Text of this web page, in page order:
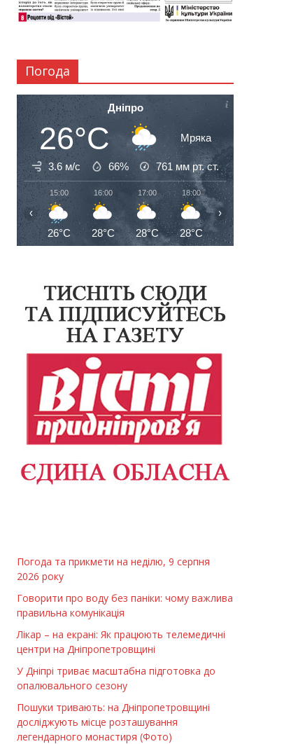
Погода
Дніпро
26°C Мряка
3.6 м/с 66% 761 мм рт. ст.
15:00
26°C
16:00
28°C
17:00
28°C
18:00
28°C
19:00
27°C
‹ ›
Погода та прикмети на неділю, 9 серпня
2026 року
Говорити про воду без паніки: чому важлива
правильна комунікація
Лікар – на екрані: Як працюють телемедичні
центри на Дніпропетровщині
У Дніпрі триває масштабна підготовка до
опалювального сезону
Пошуки тривають: на Дніпропетровщині
досліджують місце розташування
легендарного монастиря (Фото)